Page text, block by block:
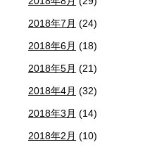
2018年7月 (24)
2018年6月 (18)
2018年5月 (21)
2018年4月 (32)
2018年3月 (14)
2018年2月 (10)